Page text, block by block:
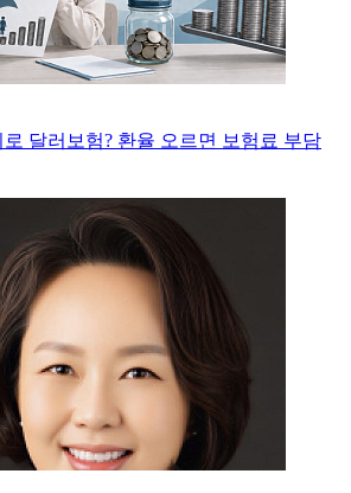
로 달러보험? 환율 오르면 보험료 부담